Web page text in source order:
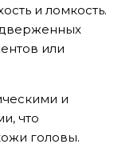
и ломкость.
или
и
что
головы.